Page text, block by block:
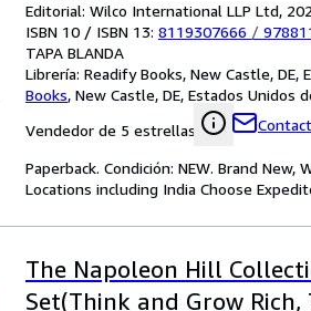
Editorial: Wilco International LLP Ltd,
ISBN 10 / ISBN 13: 8119307666 /
TAPA BLANDA
Librería: Readify Books, New Castle, DE,
Books, New Castle, DE, Estados Unidos
Vendedor de 5 estrellas
Paperback. Condición: NEW. Brand
Locations including India Choose
The Napoleon Hill
Set(Think and Grow Rich,